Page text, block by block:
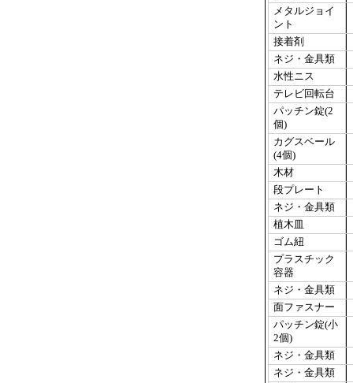
メタルジョイ
ント
接着剤
ネジ・金具類
水性ニス
テレビ回転台
パッチン錠(2
個)
カグスベール
(4個)
木材
段プレート
ネジ・金具類
植木皿
ゴム紐
プラスチック
容器
ネジ・金具類
面ファスナー
パッチン錠(小
2個)
ネジ・金具類
ネジ・金具類